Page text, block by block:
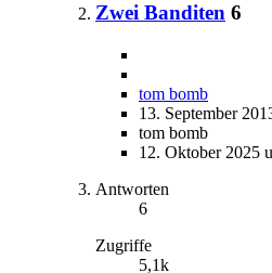
Zwei Banditen 6
tom bomb
13. September
tom bomb
12. Oktober 2025
Antworten
6
Zugriffe
5,1k